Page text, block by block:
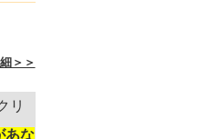
＞＞
リ
あな